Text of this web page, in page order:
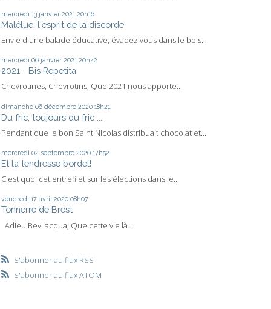
mercredi 13 janvier 2021 20h16
Malélue, l'esprit de la discorde
Envie d'une balade éducative, évadez vous dans le bois...
mercredi 06 janvier 2021 20h42
2021 - Bis Repetita
Chevrotines, Chevrotins, Que 2021 nous apporte...
dimanche 06 décembre 2020 18h21
Du fric, toujours du fric ....
Pendant que le bon Saint Nicolas distribuait chocolat et...
mercredi 02 septembre 2020 17h52
Et la tendresse bordel!
C'est quoi cet entrefilet sur les élections dans le...
vendredi 17 avril 2020 08h07
Tonnerre de Brest
Adieu Bevilacqua, Que cette vie là...
S'abonner au flux RSS
S'abonner au flux ATOM